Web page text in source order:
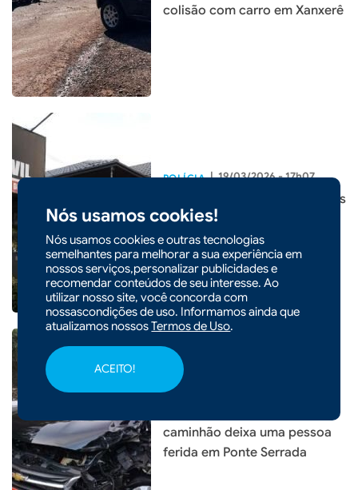
Nós usamos cookies!
Nós usamos cookies e outras tecnologias
semelhantes para melhorar a sua experiência em
nossos serviços,personalizar publicidades e
recomendar conteúdos de seu interesse. Ao
utilizar nosso site, você concorda com
nossascondições de uso. Informamos ainda que
atualizamos nossosTermos de Uso.
ACEITO!
colisão com carro em Xanxerê
POLÍCIA | 19/03/2026 - 17h07
Três menores são apreendidos
durante operação em Faxinal
dos Guedes
|
caminhão deixa uma pessoa
ferida em Ponte Serrada